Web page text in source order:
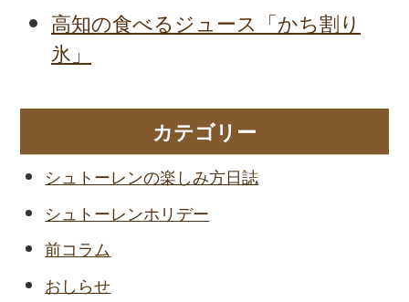
高知の食べるジュース「かち割り
氷」
カテゴリー
シュトーレンの楽しみ方日誌
シュトーレンホリデー
前コラム
おしらせ